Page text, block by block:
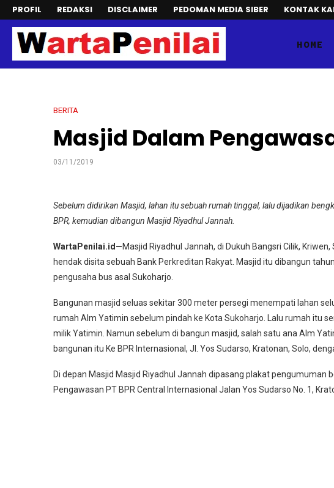
PROFIL REDAKSI DISCLAIMER PEDOMAN MEDIA SIBER KONTAK
HOME
BERITA
Masjid Dalam
03/11/2019
Sebelum didirikan Masjid, lahan itu sebuah rumah tinggal, lalu dijadikan
BPR, kemudian dibangun Masjid Riyadhul Jannah.
WartaPenilai.id—Masjid Riyadhul Jannah, di Dukuh Bangsri Cilik,
hendak disita sebuah Bank Perkreditan Rakyat. Masjid itu dibangun
pengusaha bus asal Sukoharjo.
Bangunan masjid seluas sekitar 300 meter persegi menempati lahan
rumah Alm Yatimin sebelum pindah ke Kota Sukoharjo. Lalu rumah itu
milik Yatimin. Namun sebelum di bangun masjid, salah satu ana Alm
bangunan itu Ke BPR Internasional, Jl. Yos Sudarso, Kratonan, Solo,
Di depan Masjid Masjid Riyadhul Jannah dipasang plakat pengumuman
Pengawasan PT BPR Central Internasional Jalan Yos Sudarso No. 1,